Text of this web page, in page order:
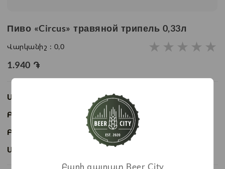
Пиво «Circus» травяной трипель 0,33л
Վարկանիշ : 0,0 ★
★
★
★
★
1.940 ֏
Առկայություն:
Առկա է
Բաժնի անվանում: Пиво
Բրենդ:
Ապրանքի ID:
Բարի գալուստ Beer City